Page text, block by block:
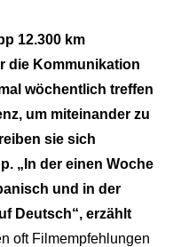
12.300 km
die Kommunikation
wöchentlich treffen
um miteinander zu
sie sich
„In der einen Woche
und in der
Deutsch“, erzählt
oft Filmempfehlungen